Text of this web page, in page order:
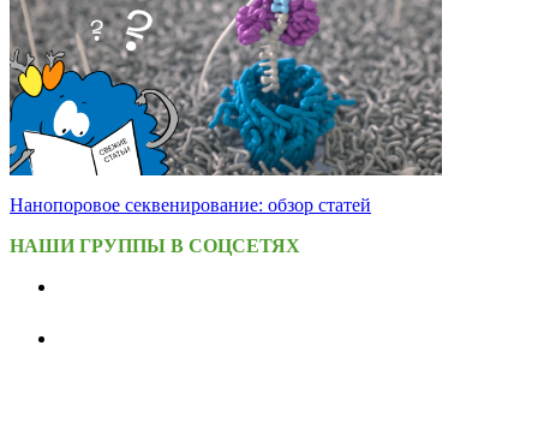
Нанопоровое секвенирование: обзор статей
НАШИ ГРУППЫ В СОЦСЕТЯХ